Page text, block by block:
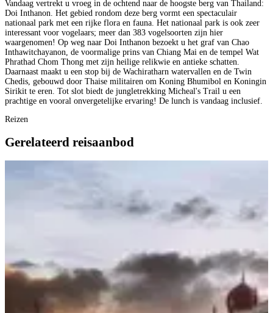
Vandaag vertrekt u vroeg in de ochtend naar de hoogste berg van Thailand:
Doi Inthanon. Het gebied rondom deze berg vormt een spectaculair
nationaal park met een rijke flora en fauna. Het nationaal park is ook zeer
interessant voor vogelaars; meer dan 383 vogelsoorten zijn hier
waargenomen! Op weg naar Doi Inthanon bezoekt u het graf van Chao
Inthawitchayanon, de voormalige prins van Chiang Mai en de tempel Wat
Phrathad Chom Thong met zijn heilige relikwie en antieke schatten.
Daarnaast maakt u een stop bij de Wachiratharn watervallen en de Twin
Chedis, gebouwd door Thaise militairen om Koning Bhumibol en Koningin
Sirikit te eren. Tot slot biedt de jungletrekking Micheal's Trail u een
prachtige en vooral onvergetelijke ervaring! De lunch is vandaag inclusief.
Reizen
Gerelateerd reisaanbod